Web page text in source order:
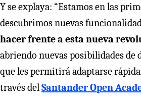
Y se explaya: “Estamos en las
descubrimos nuevas
hacer frente a esta nueva
abriendo nuevas posibilidades de
que les permitirá adaptarse
través delSantander Open